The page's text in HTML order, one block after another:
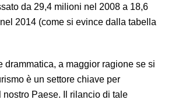
da 29,4 milioni nel 2008 a 18,6
2014 (come si evince dalla tabella
drammatica, a maggior ragione se si
è un settore chiave per
nostro Paese. Il rilancio di tale